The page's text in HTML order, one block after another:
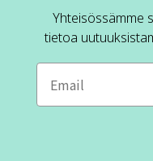
Yhteisössämme
tietoa